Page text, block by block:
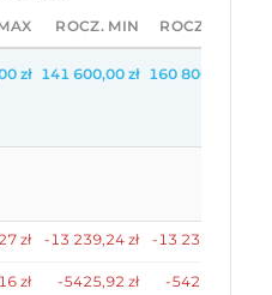
ROCZ. MIN ROCZ. MAX
zł 141 600,00 zł 160 800,00 zł
zł -13 239,24 zł -13 239,24 zł
zł -5425,92 zł -5425,92 zł